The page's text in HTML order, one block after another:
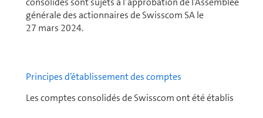
gé­né­rale des ac­tion­naires de Swisscom SA le
27 mars 2024.
Principes d’établissement des comptes
Les comptes conso­li­dés de Swisscom ont été établis